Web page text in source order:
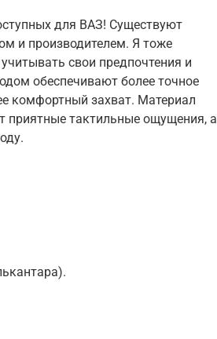
для ВАЗ! Существуют
и производителем. Я тоже
свои предпочтения и
обеспечивают более точное
комфортный захват. Материал
приятные тактильные ощущения, а